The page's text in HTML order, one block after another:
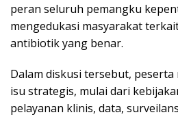
peran seluruh pemangku
mengedukasi masyarakat
antibiotik yang benar.
Dalam diskusi tersebut, peserta
isu strategis, mulai dari
pelayanan klinis, data,